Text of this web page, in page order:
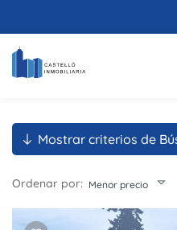
Mostrar criterios de
Ordenar por: Menor precio